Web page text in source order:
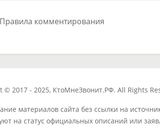
Правила комментирования
© 2017 - 2025, КтоМнеЗвонит.РФ. All Rights
материалов сайта без ссылки на
на статус официальных описаний или